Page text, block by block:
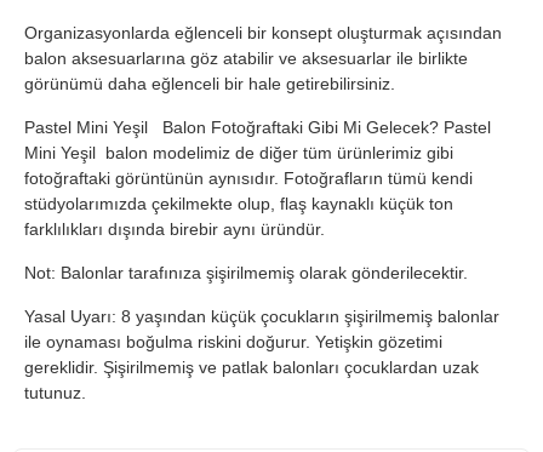
Organizasyonlarda eğlenceli bir konsept oluşturmak açısından
balon aksesuarlarına göz atabilir ve aksesuarlar ile birlikte
görünümü daha eğlenceli bir hale getirebilirsiniz.
Pastel Mini Yeşil Balon Fotoğraftaki Gibi Mi Gelecek? Pastel
Mini Yeşil balon modelimiz de diğer tüm ürünlerimiz gibi
fotoğraftaki görüntünün aynısıdır. Fotoğrafların tümü kendi
stüdyolarımızda çekilmekte olup, flaş kaynaklı küçük ton
farklılıkları dışında birebir aynı üründür.
Not: Balonlar tarafınıza şişirilmemiş olarak gönderilecektir.
Yasal Uyarı: 8 yaşından küçük çocukların şişirilmemiş balonlar
ile oynaması boğulma riskini doğurur. Yetişkin gözetimi
gereklidir. Şişirilmemiş ve patlak balonları çocuklardan uzak
tutunuz.